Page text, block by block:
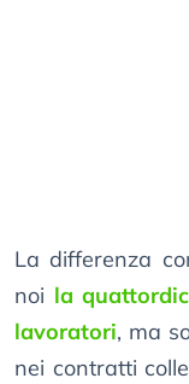
La differenza
noi la
lavoratori, ma
nei contratti